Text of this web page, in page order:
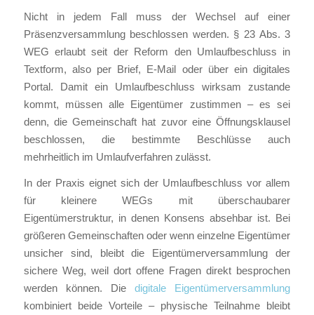
Nicht in jedem Fall muss der Wechsel auf einer
Präsenzversammlung beschlossen werden. § 23 Abs. 3
WEG erlaubt seit der Reform den Umlaufbeschluss in
Textform, also per Brief, E-Mail oder über ein digitales
Portal. Damit ein Umlaufbeschluss wirksam zustande
kommt, müssen alle Eigentümer zustimmen – es sei
denn, die Gemeinschaft hat zuvor eine Öffnungsklausel
beschlossen, die bestimmte Beschlüsse auch
mehrheitlich im Umlaufverfahren zulässt.
In der Praxis eignet sich der Umlaufbeschluss vor allem
für kleinere WEGs mit überschaubarer
Eigentümerstruktur, in denen Konsens absehbar ist. Bei
größeren Gemeinschaften oder wenn einzelne Eigentümer
unsicher sind, bleibt die Eigentümerversammlung der
sichere Weg, weil dort offene Fragen direkt besprochen
werden können. Diedigitale Eigentümerversammlung
kombiniert beide Vorteile – physische Teilnahme bleibt